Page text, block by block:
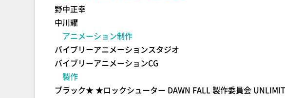
野中正幸
中川耀
アニメーション制作
バイブリーアニメーションスタジオ
バイブリーアニメーションCG
製作
ブラック★ ★ロックシューター DAWN FALL 製作委員会